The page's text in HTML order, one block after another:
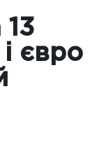
євро